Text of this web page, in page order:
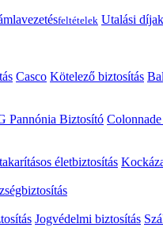
feltételek Utalási díjak
Casco Kötelező biztosítás
Pannónia Biztosító
életbiztosítás
Jogvédelmi biztosítás